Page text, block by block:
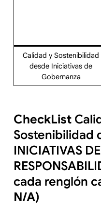
Calidad y Sostenibilidad
desde Iniciativas de
Gobernanza
CheckList
Sostenibilidad
INICIATIVAS DE
cada renglón
N/A)